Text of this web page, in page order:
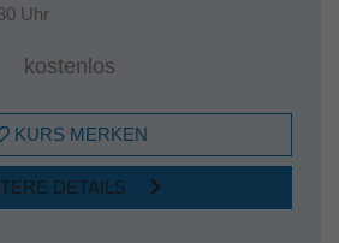
Uhr
kostenlos
KURS MERKEN
DETAILS